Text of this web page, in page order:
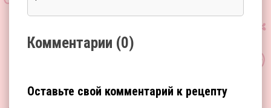
Комментарии (0)
Оставьте свой комментарий к рецепту